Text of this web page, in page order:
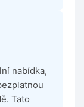
nabídka,
Tato